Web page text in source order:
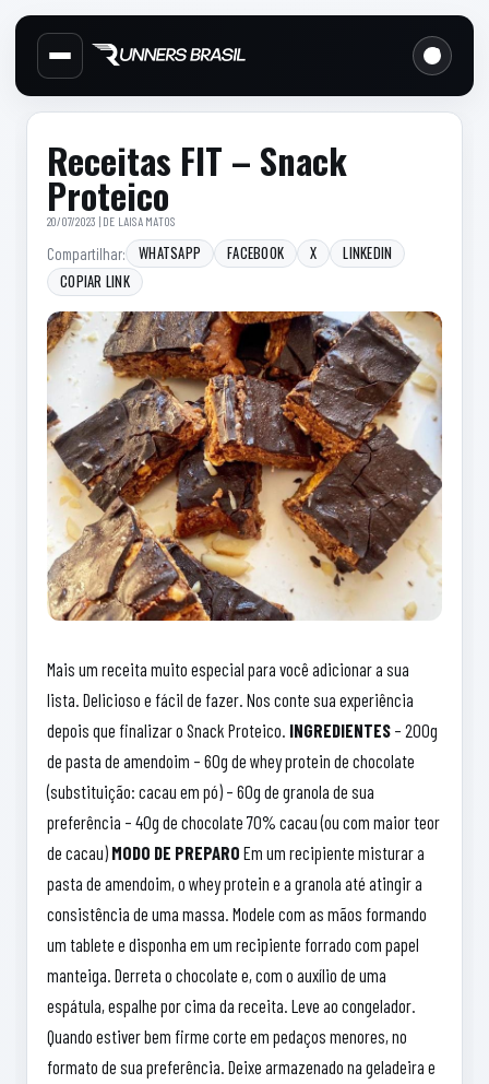
Cabecalho do site
Links
Menu lateral de secoes
Conteudo principal
Conteudo principal
Receitas FIT – Snack
Proteico
20/07/2023 | DE LAISA MATOS
Compartilhar: WHATSAPP FACEBOOK X
LINKEDIN
COPIAR LINK
Mais um receita muito especial para você adicionar a sua
lista. Delicioso e fácil de fazer. Nos conte sua experiência
depois que finalizar o Snack Proteico. INGREDIENTES – 200g
de pasta de amendoim – 60g de whey protein de chocolate
(substituição: cacau em pó) – 60g de granola de sua
preferência – 40g de chocolate 70% cacau (ou com maior teor
de cacau) MODO DE PREPARO Em um recipiente misturar a
pasta de amendoim, o whey protein e a granola até atingir a
consistência de uma massa. Modele com as mãos formando
um tablete e disponha em um recipiente forrado com papel
manteiga. Derreta o chocolate e, com o auxílio de uma
espátula, espalhe por cima da receita. Leve ao congelador.
Quando estiver bem firme corte em pedaços menores, no
formato de sua preferência. Deixe armazenado na geladeira e
Barra lateral